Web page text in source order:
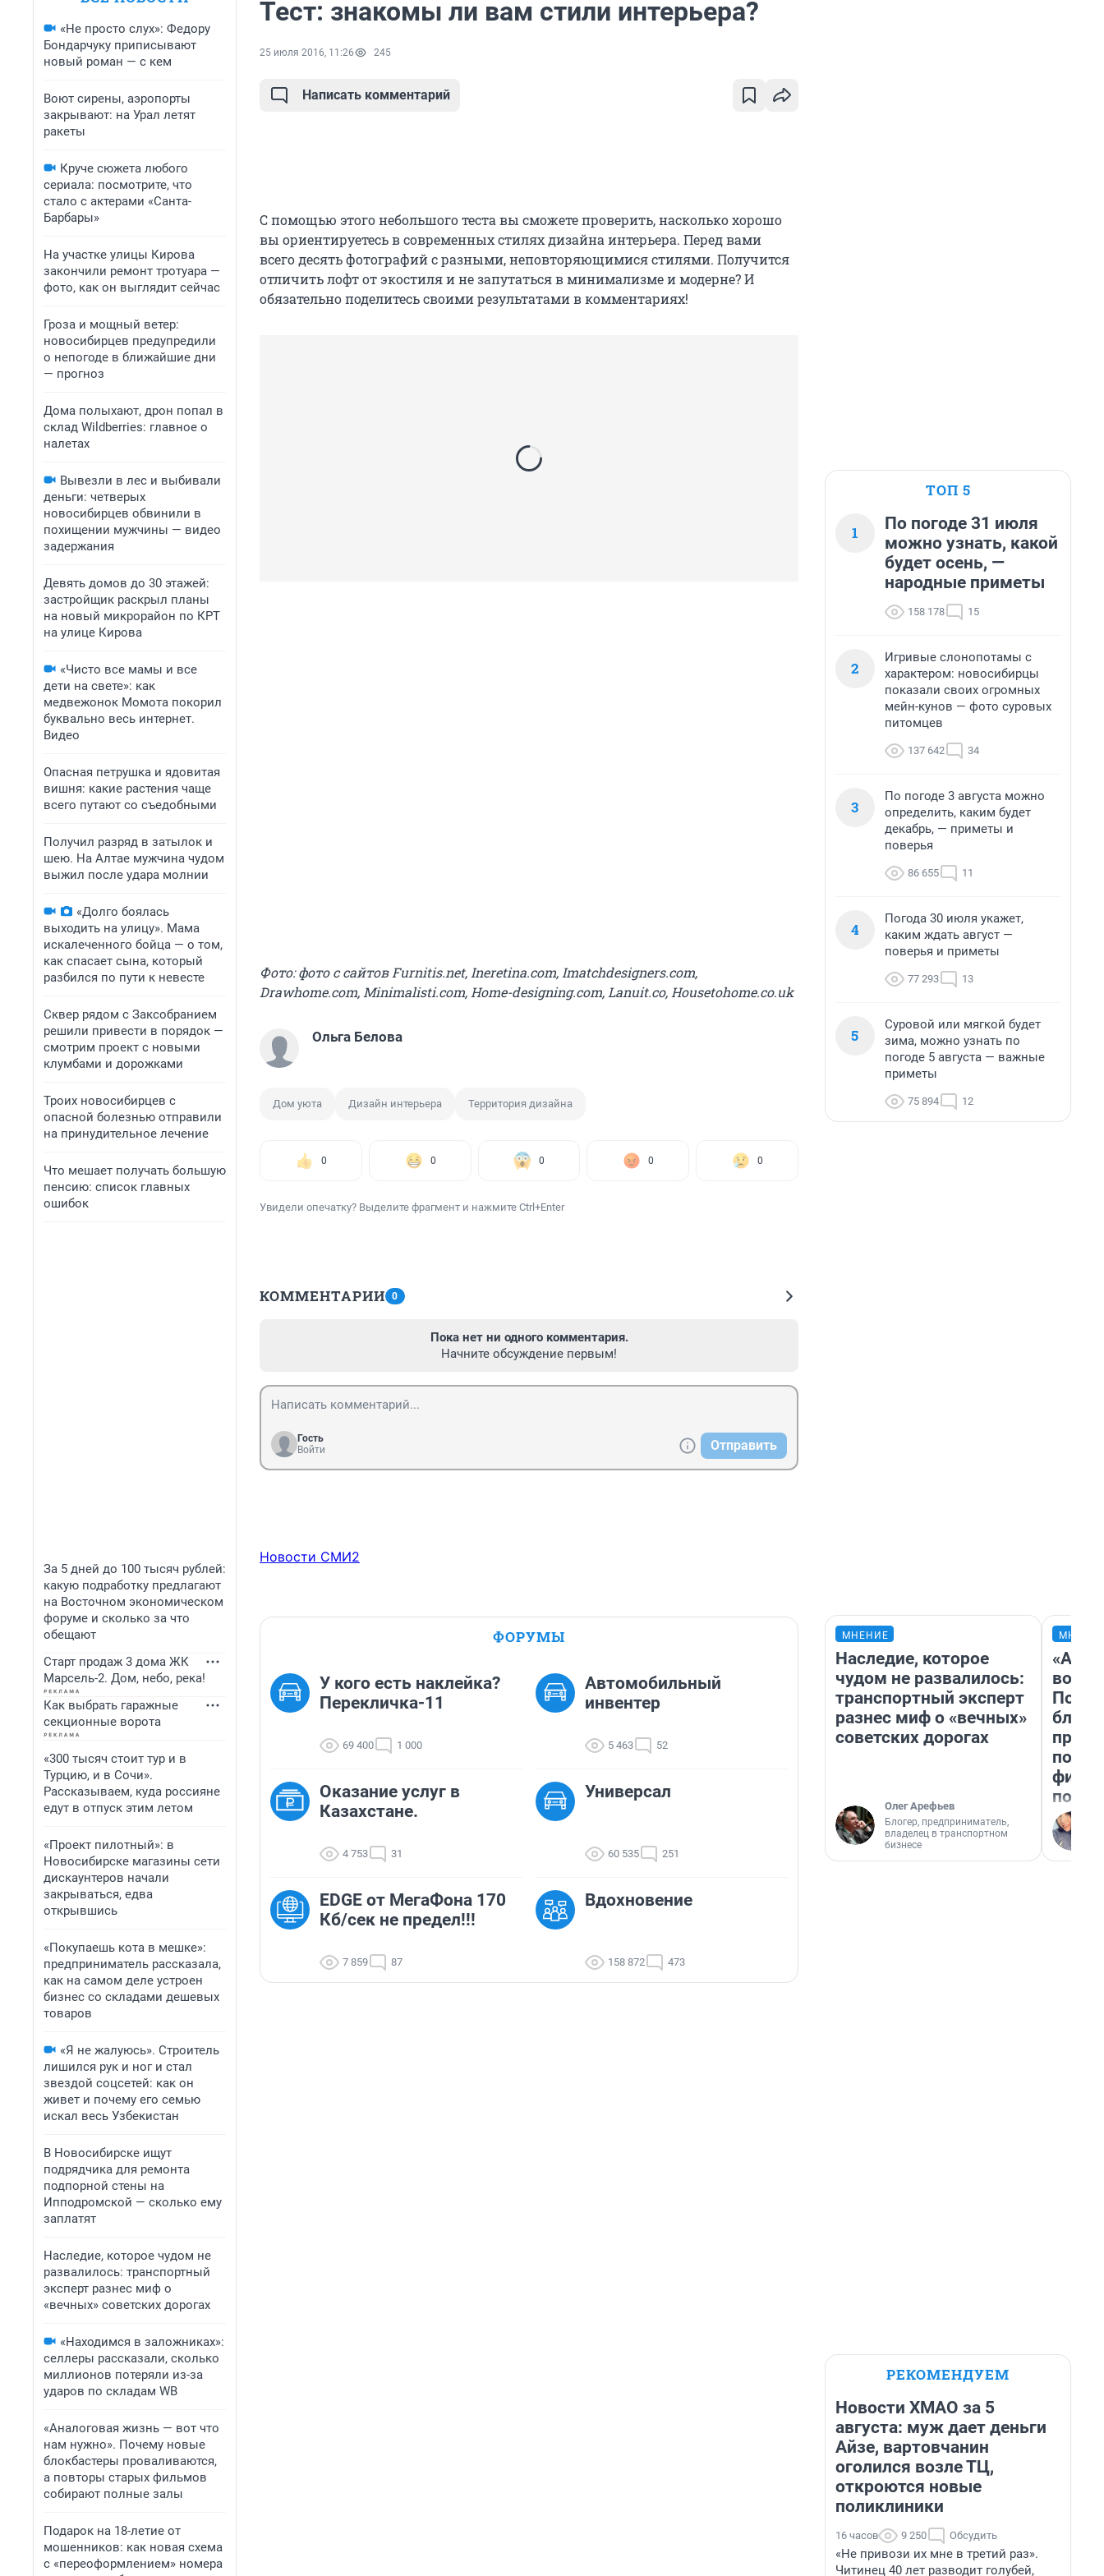
«Не просто слух»: Федору
Бондарчуку приписывают
новый роман — с кем
Воют сирены, аэропорты
закрывают: на Урал летят
ракеты
Круче сюжета любого
сериала: посмотрите, что
стало с актерами «Санта-
Барбары»
На участке улицы Кирова
закончили ремонт тротуара —
фото, как он выглядит сейчас
Гроза и мощный ветер:
новосибирцев предупредили
о непогоде в ближайшие дни
— прогноз
Дома полыхают, дрон попал в
склад Wildberries: главное о
налетах
Вывезли в лес и выбивали
деньги: четверых
новосибирцев обвинили в
похищении мужчины — видео
задержания
Девять домов до 30 этажей:
застройщик раскрыл планы
на новый микрорайон по КРТ
на улице Кирова
«Чисто все мамы и все
дети на свете»: как
медвежонок Момота покорил
буквально весь интернет.
Видео
Опасная петрушка и ядовитая
вишня: какие растения чаще
всего путают со съедобными
Получил разряд в затылок и
шею. На Алтае мужчина чудом
выжил после удара молнии
«Долго боялась
выходить на улицу». Мама
искалеченного бойца — о том,
как спасает сына, который
разбился по пути к невесте
Сквер рядом с Заксобранием
решили привести в порядок —
смотрим проект с новыми
клумбами и дорожками
Троих новосибирцев с
опасной болезнью отправили
на принудительное лечение
Что мешает получать большую
пенсию: список главных
ошибок
За 5 дней до 100 тысяч рублей:
какую подработку предлагают
на Восточном экономическом
форуме и сколько за что
обещают
Старт продаж 3 дома ЖК
Марсель-2. Дом, небо, река!
Как выбрать гаражные
секционные ворота
«300 тысяч стоит тур и в
Турцию, и в Сочи».
Рассказываем, куда россияне
едут в отпуск этим летом
«Проект пилотный»: в
Новосибирске магазины сети
дискаунтеров начали
закрываться, едва
открывшись
«Покупаешь кота в мешке»:
предприниматель рассказала,
как на самом деле устроен
бизнес со складами дешевых
товаров
«Я не жалуюсь». Строитель
лишился рук и ног и стал
звездой соцсетей: как он
живет и почему его семью
искал весь Узбекистан
В Новосибирске ищут
подрядчика для ремонта
подпорной стены на
Ипподромской — сколько ему
заплатят
Наследие, которое чудом не
развалилось: транспортный
эксперт разнес миф о
«вечных» советских дорогах
«Находимся в заложниках»:
селлеры рассказали, сколько
миллионов потеряли из-за
ударов по складам WB
«Аналоговая жизнь — вот что
нам нужно». Почему новые
блокбастеры проваливаются,
а повторы старых фильмов
собирают полные залы
Подарок на 18-летие от
мошенников: как новая схема
с «переоформлением» номера
Тест: знакомы ли вам стили интерьера?
25 июля 2016, 11:26 245
Написать комментарий
С помощью этого небольшого теста вы сможете проверить, насколько хорошо
вы ориентируетесь в современных стилях дизайна интерьера. Перед вами
всего десять фотографий с разными, неповторяющимися стилями. Получится
отличить лофт от экостиля и не запутаться в минимализме и модерне? И
обязательно поделитесь своими результатами в комментариях!
Фото: фото с сайтов Furnitis.net, Ineretina.com, Imatchdesigners.com,
Drawhome.com, Minimalisti.com, Home-designing.com, Lanuit.co, Housetohome.co.uk
Ольга Белова
Дом уюта Дизайн интерьера Территория дизайна
0 0 0 0 0
Увидели опечатку? Выделите фрагмент и нажмите Ctrl+Enter
КОММЕНТАРИИ 0
Пока нет ни одного комментария.
Начните обсуждение первым!
Гость
Войти
Отправить
Новости СМИ2
ФОРУМЫ
У кого есть наклейка?
Перекличка-11
69 400 1 000
Автомобильный
инвентер
5 463 52
Оказание услуг в
Казахстане.
4 753 31
Универсал
60 535 251
EDGE от МегаФона 170
Кб/сек не предел!!!
7 859 87
Вдохновение
158 872 473
ТОП 5
1
По погоде 31 июля
можно узнать, какой
будет осень, —
народные приметы
158 178 15
2
Игривые слонопотамы с
характером: новосибирцы
показали своих огромных
мейн-кунов — фото суровых
питомцев
137 642 34
3
По погоде 3 августа можно
определить, каким будет
декабрь, — приметы и
поверья
86 655 11
4
Погода 30 июля укажет,
каким ждать август —
поверья и приметы
77 293 13
5
Суровой или мягкой будет
зима, можно узнать по
погоде 5 августа — важные
приметы
75 894 12
МНЕНИЕ
Наследие, которое
чудом не развалилось:
транспортный эксперт
разнес миф о «вечных»
советских дорогах
Олег Арефьев
Блогер, предприниматель,
владелец в транспортном
бизнесе
вот
РЕКОМЕНДУЕМ
Новости ХМАО за 5
августа: муж дает деньги
Айзе, вартовчанин
оголился возле ТЦ,
откроются новые
поликлиники
16 часов 9 250 Обсудить
«Не привози их мне в третий раз».
Читинец 40 лет разводит голубей,